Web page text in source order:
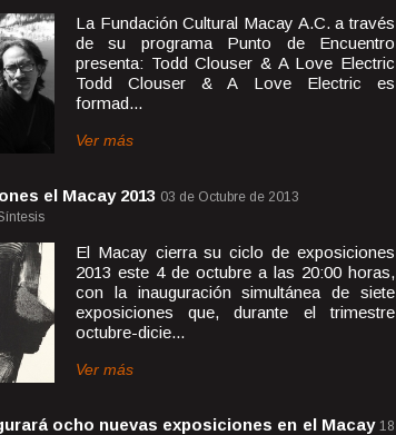
La Fundación Cultural Macay A.C. a través
de su programa Punto de Encuentro
presenta: Todd Clouser & A Love Electric
Todd Clouser & A Love Electric es
formad...
Ver más
el Macay 2013 03 de Octubre de 2013
El Macay cierra su ciclo de exposiciones
2013 este 4 de octubre a las 20:00 horas,
con la inauguración simultánea de siete
exposiciones que, durante el trimestre
octubre-dicie...
Ver más
ocho nuevas exposiciones en el Macay 18